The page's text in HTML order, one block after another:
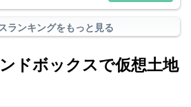
ランキングをもっと見る
ドボックスで仮想土地